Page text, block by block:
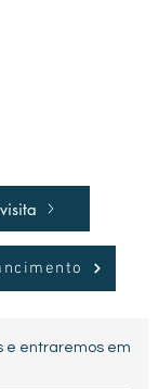
e entraremos em